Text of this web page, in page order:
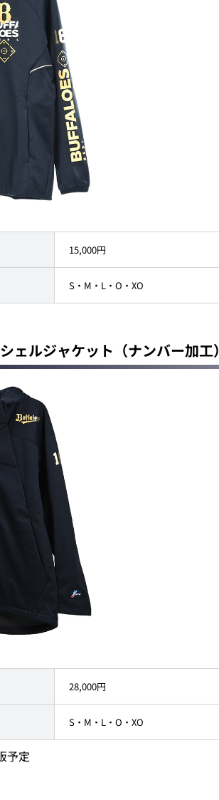
15,000円
S・M・L・O・XO
ルジャケット（ナンバー加工）
28,000円
S・M・L・O・XO
予定